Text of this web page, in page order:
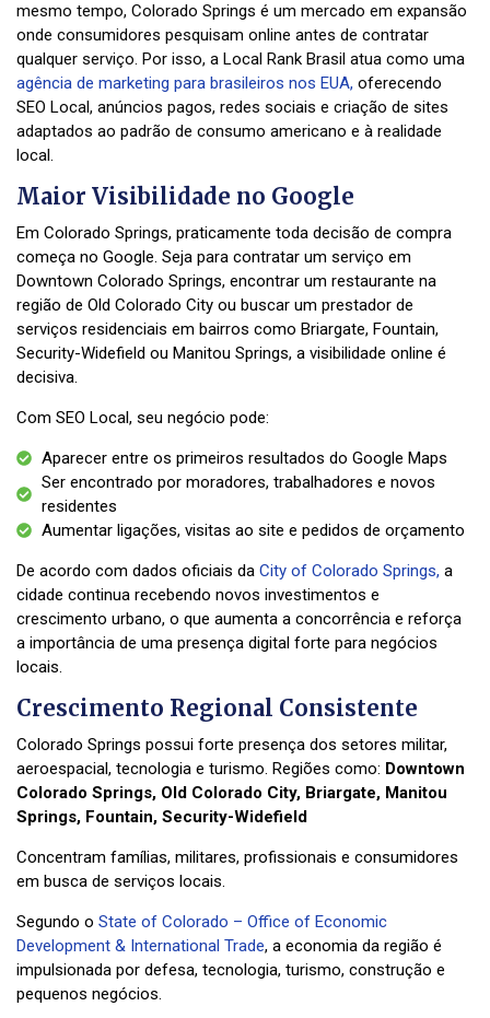
mesmo tempo, Colorado Springs é um mercado em expansão
onde consumidores pesquisam online antes de contratar
qualquer serviço. Por isso, a Local Rank Brasil atua como uma
agência de marketing para brasileiros nos EUA, oferecendo
SEO Local, anúncios pagos, redes sociais e criação de sites
adaptados ao padrão de consumo americano e à realidade
local.
Maior Visibilidade no Google
Em Colorado Springs, praticamente toda decisão de compra
começa no Google. Seja para contratar um serviço em
Downtown Colorado Springs, encontrar um restaurante na
região de Old Colorado City ou buscar um prestador de
serviços residenciais em bairros como Briargate, Fountain,
Security-Widefield ou Manitou Springs, a visibilidade online é
decisiva.
Com SEO Local, seu negócio pode:
Aparecer entre os primeiros resultados do Google Maps
Ser encontrado por moradores, trabalhadores e novos
residentes
Aumentar ligações, visitas ao site e pedidos de orçamento
De acordo com dados oficiais da City of Colorado Springs, a
cidade continua recebendo novos investimentos e
crescimento urbano, o que aumenta a concorrência e reforça
a importância de uma presença digital forte para negócios
locais.
Crescimento Regional Consistente
Colorado Springs possui forte presença dos setores militar,
aeroespacial, tecnologia e turismo. Regiões como: Downtown
Colorado Springs, Old Colorado City, Briargate, Manitou
Springs, Fountain, Security-Widefield
Concentram famílias, militares, profissionais e consumidores
em busca de serviços locais.
Segundo o State of Colorado – Office of Economic
Development & International Trade, a economia da região é
impulsionada por defesa, tecnologia, turismo, construção e
pequenos negócios.